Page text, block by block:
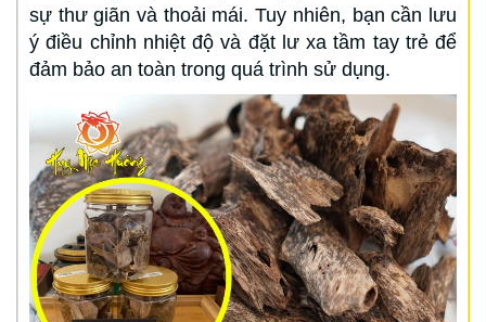
sự thư giãn và thoải mái. Tuy nhiên, bạn cần lưu
ý điều chỉnh nhiệt độ và đặt lư xa tầm tay trẻ để
đảm bảo an toàn trong quá trình sử dụng.